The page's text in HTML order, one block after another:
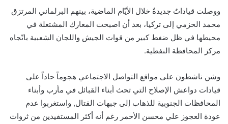
ووصلت قياداتٌ جديدةٌ خلال الأيّام الماضية، بينهم البرلماني المرتزق
محمد الحزمي إلى تركيا، بعد أن اصبحت المعارك المشتعلة في
محيطها في ظل ضغط كبير من قوات الجيش واللجان الشعبية باتّجاه
مركز المحافظة النفطية.
وشن ناشطون على مواقع التواصل الاجتماعي هجوماً حاداً على
قيادات دواعش الإصلاح التي تحث أبناء القبائل في مأرب وأبناء
المحافظات الجنوبية للذهاب إلى جبهات القتال, واستغربوا عدم
عودة العجوز علي محسن الأحمر رغم أنه أكثر المستفيدين من ثروات